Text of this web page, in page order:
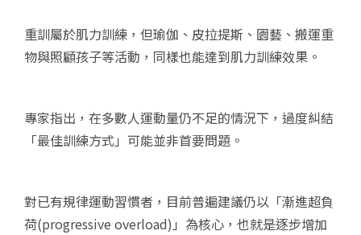
重訓屬於肌力訓練，但瑜伽、皮拉提斯、園藝、搬運重
物與照顧孩子等活動，同樣也能達到肌力訓練效果。
專家指出，在多數人運動量仍不足的情況下，過度糾結
「最佳訓練方式」可能並非首要問題。
對已有規律運動習慣者，目前普遍建議仍以「漸進超負
荷(progressive overload)」為核心，也就是逐步增加